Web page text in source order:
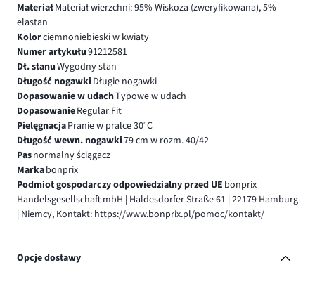
MateriałMateriał wierzchni: 95% Wiskoza (zweryfikowana), 5%
elastan
Kolorciemnoniebieski w kwiaty
Numer artykułu91212581
Dł. stanuWygodny stan
Długość nogawki Długie nogawki
Dopasowanie w udachTypowe w udach
DopasowanieRegular Fit
PielęgnacjaPranie w pralce 30°C
Długość wewn. nogawki79 cm w rozm. 40/42
Pasnormalny ściągacz
Markabonprix
Podmiot gospodarczy odpowiedzialny przed UE bonprix
Handelsgesellschaft mbH | Haldesdorfer Straße 61 | 22179 Hamburg
| Niemcy, Kontakt: https://www.bonprix.pl/pomoc/kontakt/
Opcje dostawy